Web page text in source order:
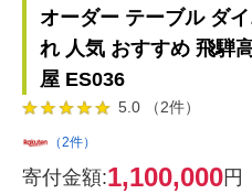
オーダー テーブル ダ
れ 人気 おすすめ 飛騨
屋 ES036
5.0 （2件）
（2件）
寄付金額:1,100,000円